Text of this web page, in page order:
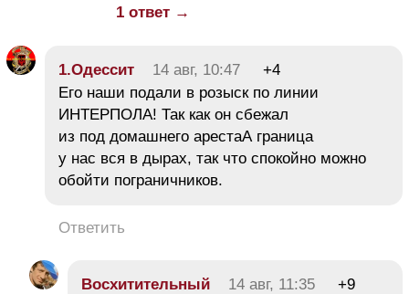
1 ответ →
1.Одессит 14 авг, 10:47
+4
Его наши подали в розыск по линии
ИНТЕРПОЛА! Так как он сбежал
из под домашнего арестаА граница
у нас вся в дырах, так что спокойно можно
обойти пограничников.
Ответить
Восхитительный 14 авг, 11:35
+9